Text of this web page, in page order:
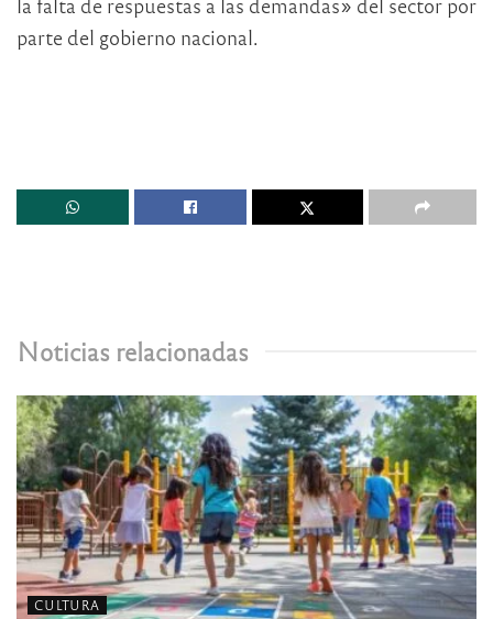
parte del gobierno nacional.
Noticias relacionadas
CULTURA